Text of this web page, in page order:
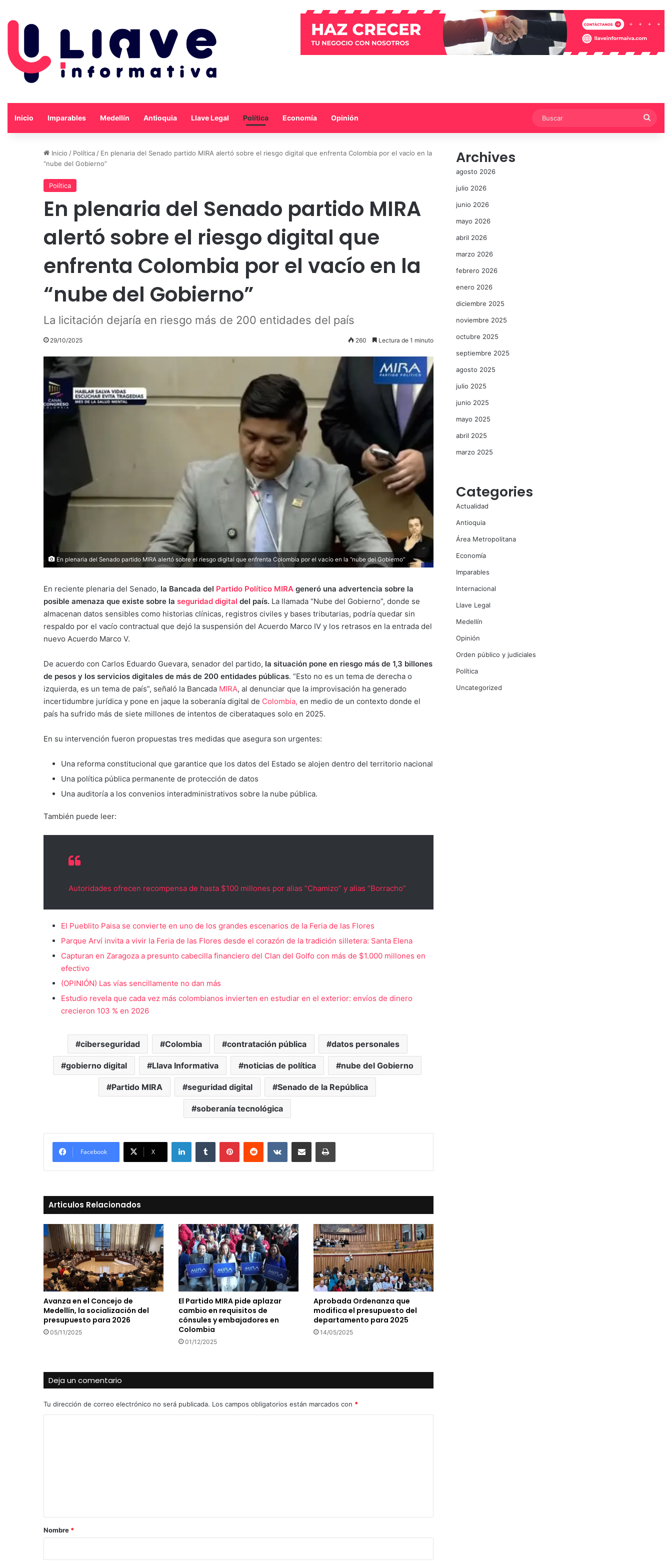
Inicio Imparables Medellín Antioquia Llave Legal Política Economía Opinión
Inicio / Política / En plenaria del Senado partido MIRA alertó sobre el riesgo digital que enfrenta Colombia por el vacío en la
“nube del Gobierno”
Política
En plenaria del Senado partido MIRA
alertó sobre el riesgo digital que
enfrenta Colombia por el vacío en la
“nube del Gobierno”
La licitación dejaría en riesgo más de 200 entidades del país
29/10/2025 260 Lectura de 1 minuto
En plenaria del Senado partido MIRA alertó sobre el riesgo digital que enfrenta Colombia por el vacío en la “nube del Gobierno”
En reciente plenaria del Senado, la Bancada del Partido Político MIRA generó una advertencia sobre la
posible amenaza que existe sobre la seguridad digital del país. La llamada “Nube del Gobierno”, donde se
almacenan datos sensibles como historias clínicas, registros civiles y bases tributarias, podría quedar sin
respaldo por el vacío contractual que dejó la suspensión del Acuerdo Marco IV y los retrasos en la entrada del
nuevo Acuerdo Marco V.
De acuerdo con Carlos Eduardo Guevara, senador del partido, la situación pone en riesgo más de 1,3 billones
de pesos y los servicios digitales de más de 200 entidades públicas. “Esto no es un tema de derecha o
izquierda, es un tema de país”, señaló la Bancada MIRA, al denunciar que la improvisación ha generado
incertidumbre jurídica y pone en jaque la soberanía digital de Colombia, en medio de un contexto donde el
país ha sufrido más de siete millones de intentos de ciberataques solo en 2025.
En su intervención fueron propuestas tres medidas que asegura son urgentes:
Una reforma constitucional que garantice que los datos del Estado se alojen dentro del territorio nacional
Una política pública permanente de protección de datos
Una auditoría a los convenios interadministrativos sobre la nube pública.
También puede leer:
Autoridades ofrecen recompensa de hasta $100 millones por alias “Chamizo” y alias “Borracho”
El Pueblito Paisa se convierte en uno de los grandes escenarios de la Feria de las Flores
Parque Arví invita a vivir la Feria de las Flores desde el corazón de la tradición silletera: Santa Elena
Capturan en Zaragoza a presunto cabecilla financiero del Clan del Golfo con más de $1.000 millones en
efectivo
(OPINIÓN) Las vías sencillamente no dan más
Estudio revela que cada vez más colombianos invierten en estudiar en el exterior: envíos de dinero
crecieron 103 % en 2026
ciberseguridad Colombia contratación pública datos personales
gobierno digital Llava Informativa noticias de política nube del Gobierno
Partido MIRA seguridad digital Senado de la República
soberanía tecnológica
Facebook X
LinkedInTumblr PinterestReddit VKontakte
Compartir vía Mail Print
Articulos Relacionados
Avanza en el Concejo de
Medellín, la socialización del
presupuesto para 2026
05/11/2025
El Partido MIRA pide aplazar
cambio en requisitos de
cónsules y embajadores en
Colombia
01/12/2025
Aprobada Ordenanza que
modifica el presupuesto del
departamento para 2025
14/05/2025
Deja un comentario
Tu dirección de correo electrónico no será publicada. Los campos obligatorios están marcados con *
r
Nombre *
Archives
agosto 2026
julio 2026
junio 2026
mayo 2026
abril 2026
marzo 2026
febrero 2026
enero 2026
diciembre 2025
noviembre 2025
octubre 2025
septiembre 2025
agosto 2025
julio 2025
junio 2025
mayo 2025
abril 2025
marzo 2025
Categories
Actualidad
Antioquia
Área Metropolitana
Economía
Imparables
Internacional
Llave Legal
Medellín
Opinión
Orden público y judiciales
Política
Uncategorized